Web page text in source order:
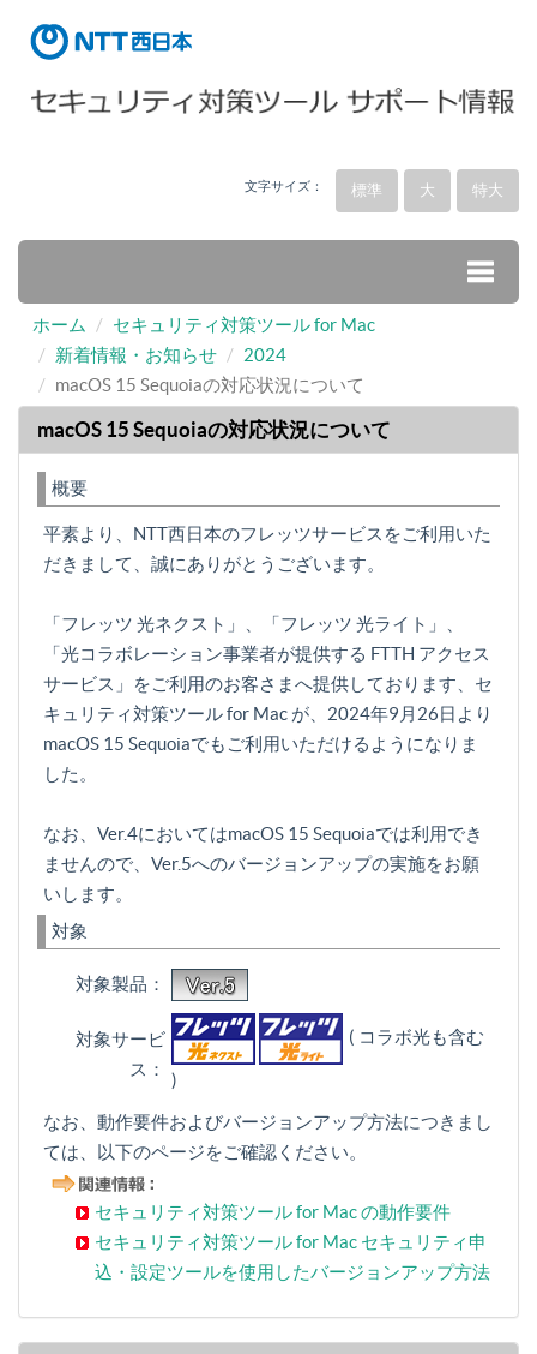
文字サイズ： 標準 大 特大
ホーム
セキュリティ対策ツール for Mac
新着情報・お知らせ
2024
macOS 15 Sequoiaの対応状況について
macOS 15 Sequoiaの対応状況について
概要
平素より、NTT西日本のフレッツサービスをご利用いた
だきまして、誠にありがとうございます。
「フレッツ 光ネクスト」、「フレッツ 光ライト」、
「光コラボレーション事業者が提供する FTTH アクセス
サービス」をご利用のお客さまへ提供しております、セ
キュリティ対策ツール for Mac が、2024年9月26日より
macOS 15 Sequoiaでもご利用いただけるようになりま
した。
なお、Ver.4においてはmacOS 15 Sequoiaでは利用でき
ませんので、Ver.5へのバージョンアップの実施をお願
いします。
対象
対象製品：
対象サービ
ス：
( コラボ光も含む
)
なお、動作要件およびバージョンアップ方法につきまし
ては、以下のページをご確認ください。
セキュリティ対策ツール for Mac の動作要件
セキュリティ対策ツール for Mac セキュリティ申
込・設定ツールを使用したバージョンアップ方法